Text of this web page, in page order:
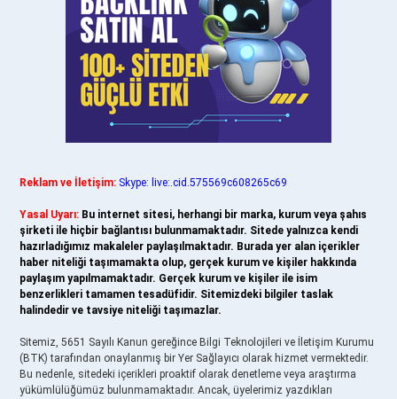
Reklam ve İletişim: Skype: live:.cid.575569c608265c69
Yasal Uyarı: Bu internet sitesi, herhangi bir marka, kurum veya şahıs
şirketi ile hiçbir bağlantısı bulunmamaktadır. Sitede yalnızca kendi
hazırladığımız makaleler paylaşılmaktadır. Burada yer alan içerikler
haber niteliği taşımamakta olup, gerçek kurum ve kişiler hakkında
paylaşım yapılmamaktadır. Gerçek kurum ve kişiler ile isim
benzerlikleri tamamen tesadüfidir. Sitemizdeki bilgiler taslak
halindedir ve tavsiye niteliği taşımazlar.
Sitemiz, 5651 Sayılı Kanun gereğince Bilgi Teknolojileri ve İletişim Kurumu
(BTK) tarafından onaylanmış bir Yer Sağlayıcı olarak hizmet vermektedir.
Bu nedenle, sitedeki içerikleri proaktif olarak denetleme veya araştırma
yükümlülüğümüz bulunmamaktadır. Ancak, üyelerimiz yazdıkları